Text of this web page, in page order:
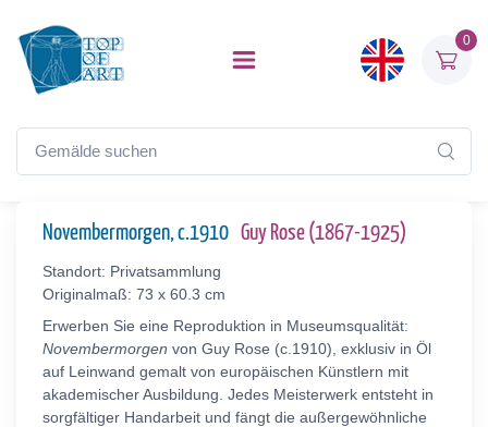
0
Novembermorgen, c.1910 Guy Rose (1867-1925)
Standort: Privatsammlung
Originalmaß: 73 x 60.3 cm
Erwerben Sie eine Reproduktion in Museumsqualität:
Novembermorgen von Guy Rose (c.1910), exklusiv in Öl
auf Leinwand gemalt von europäischen Künstlern mit
akademischer Ausbildung. Jedes Meisterwerk entsteht in
sorgfältiger Handarbeit und fängt die außergewöhnliche